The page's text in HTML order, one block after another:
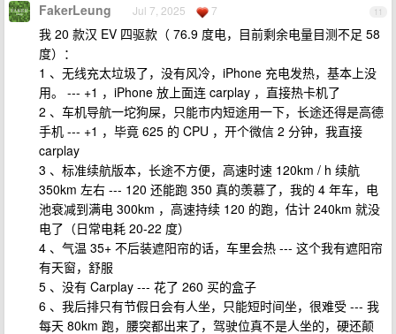
11
FakerLeung Jul 7, 2025 7
我 20 款汉 EV 四驱款（ 76.9 度电，目前剩余电量目测不足 58
度）：
1 、无线充太垃圾了，没有风冷，iPhone 充电发热，基本上没
用。 --- +1 ，iPhone 放上面连 carplay ，直接热卡机了
2 、车机导航一坨狗屎，只能市内短途用一下，长途还得是高德
手机 --- +1 ，毕竟 625 的 CPU ，开个微信 2 分钟，我直接
carplay
3 、标准续航版本，长途不方便，高速时速 120km / h 续航
350km 左右 --- 120 还能跑 350 真的羡慕了，我的 4 年车，电
池衰减到满电 300km ，高速持续 120 的跑，估计 240km 就没
电了（日常电耗 20-22 度）
4 、气温 35+ 不后装遮阳帘的话，车里会热 --- 这个我有遮阳帘
有天窗，舒服
5 、没有 Carplay --- 花了 260 买的盒子
6 、我后排只有节假日会有人坐，只能短时间坐，很难受 --- 我
每天 80km 跑，腰突都出来了，驾驶位真不是人坐的，硬还颠